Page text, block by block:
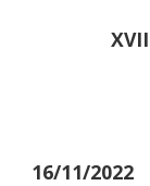
16/11/2022